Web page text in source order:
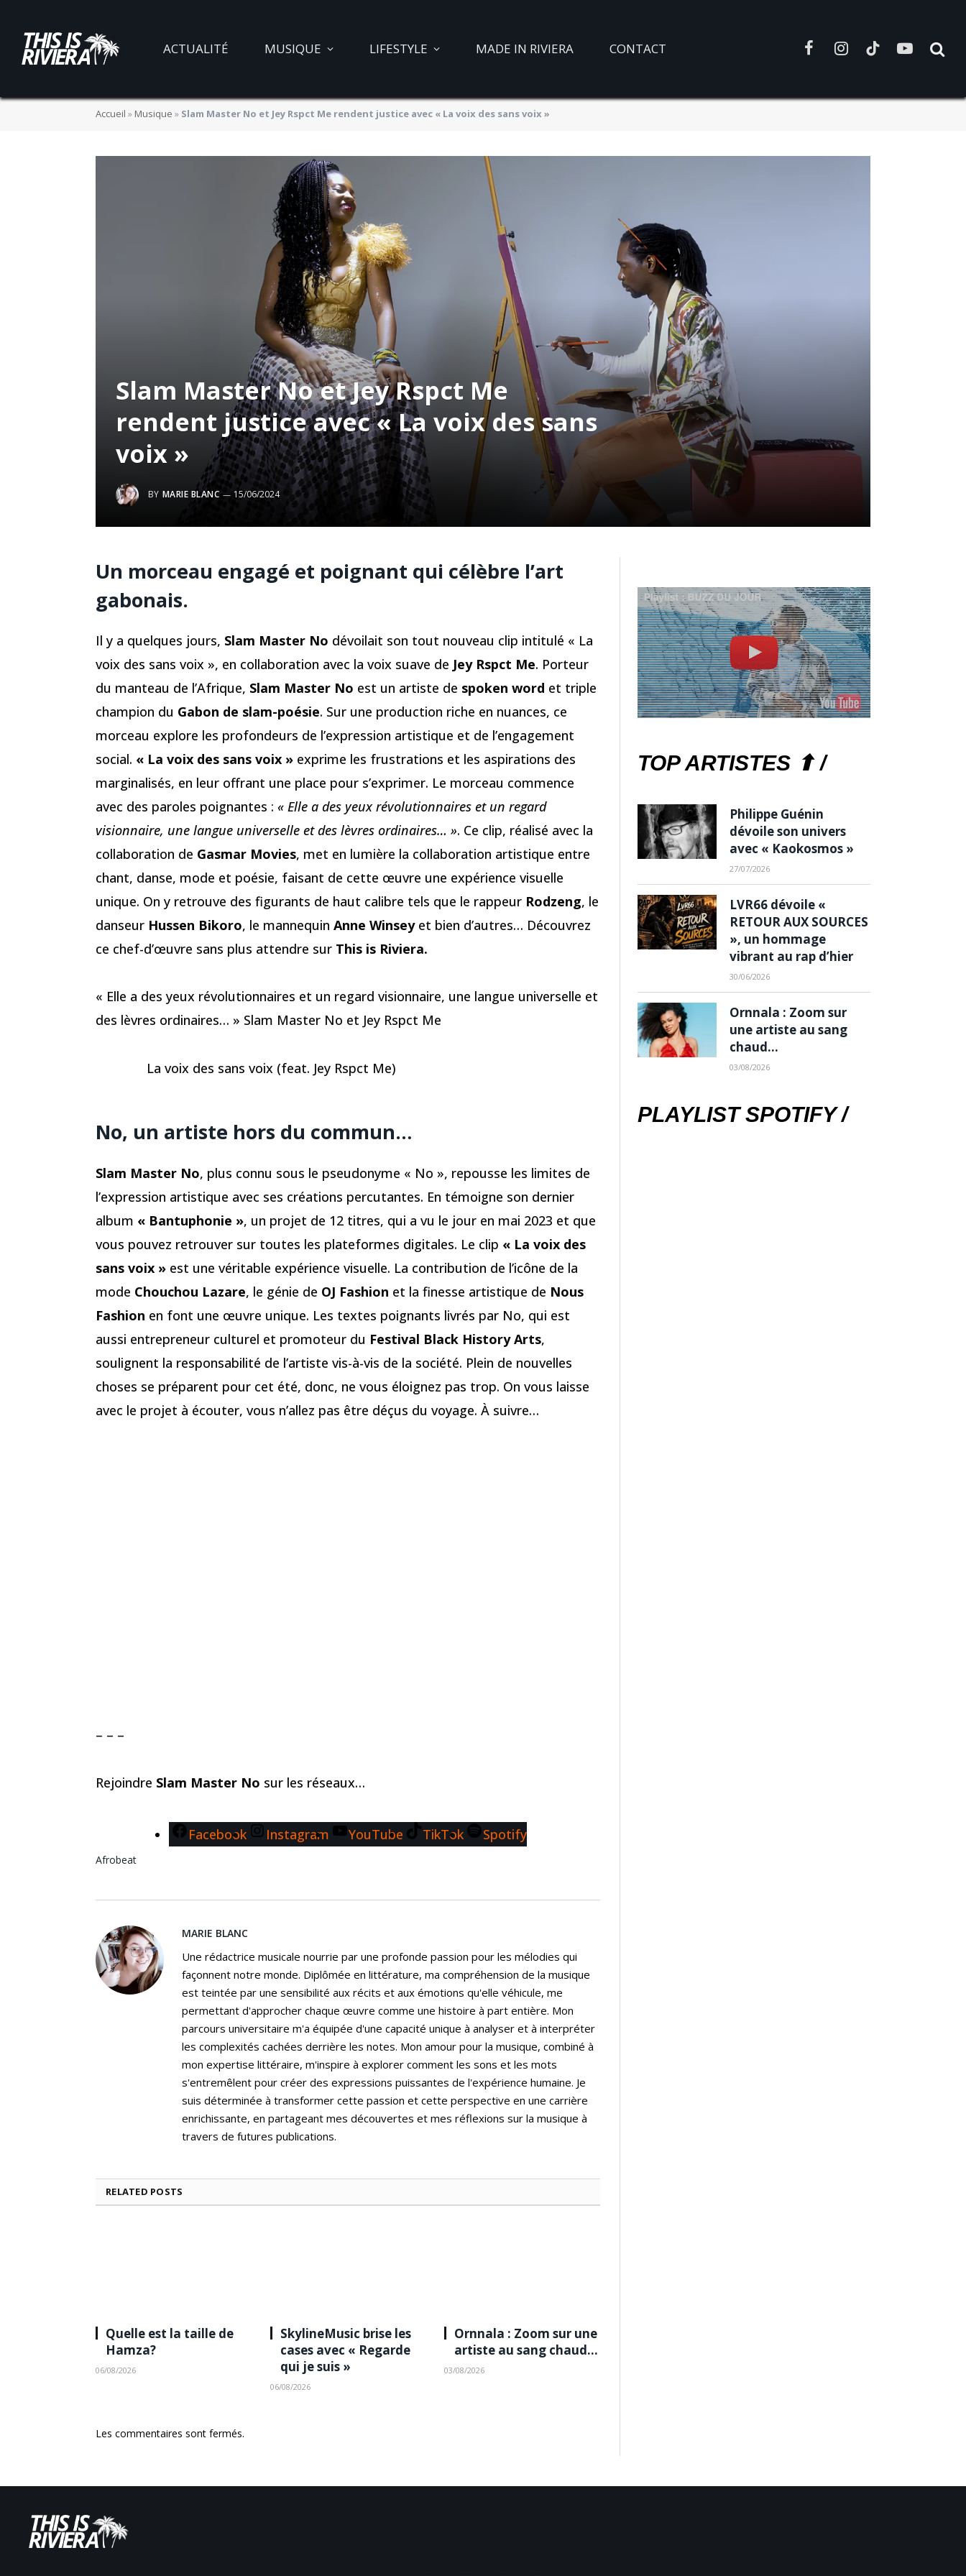
ACTUALITÉ MUSIQUE LIFESTYLE MADE IN RIVIERA CONTACT FacebookInstagramTikTokYouTube
Accueil » Musique » Slam Master No et Jey Rspct Me rendent justice avec « La voix des sans voix »
Slam Master No et Jey Rspct Me
rendent justice avec « La voix des sans
voix »
BY MARIE BLANC 15/06/2024
Un morceau engagé et poignant qui célèbre l’art
gabonais.
Il y a quelques jours, Slam Master No dévoilait son tout nouveau clip intitulé « La
voix des sans voix », en collaboration avec la voix suave de Jey Rspct Me. Porteur
du manteau de l’Afrique, Slam Master No est un artiste de spoken word et triple
champion du Gabon de slam-poésie. Sur une production riche en nuances, ce
morceau explore les profondeurs de l’expression artistique et de l’engagement
social. « La voix des sans voix » exprime les frustrations et les aspirations des
marginalisés, en leur offrant une place pour s’exprimer. Le morceau commence
avec des paroles poignantes : « Elle a des yeux révolutionnaires et un regard
visionnaire, une langue universelle et des lèvres ordinaires… ». Ce clip, réalisé avec la
collaboration de Gasmar Movies, met en lumière la collaboration artistique entre
chant, danse, mode et poésie, faisant de cette œuvre une expérience visuelle
unique. On y retrouve des figurants de haut calibre tels que le rappeur Rodzeng, le
danseur Hussen Bikoro, le mannequin Anne Winseyet bien d’autres… Découvrez
ce chef-d’œuvre sans plus attendre sur This is Riviera.
« Elle a des yeux révolutionnaires et un regard visionnaire, une langue universelle et
des lèvres ordinaires… » Slam Master No et Jey Rspct Me
La voix des sans voix (feat. Jey Rspct Me)
No, un artiste hors du commun…
Slam Master No, plus connu sous le pseudonyme « No », repousse les limites de
l’expression artistique avec ses créations percutantes. En témoigne son dernier
album « Bantuphonie », un projet de 12 titres, qui a vu le jour en mai 2023 et que
vous pouvez retrouver sur toutes les plateformes digitales. Le clip « La voix des
sans voix » est une véritable expérience visuelle. La contribution de l’icône de la
mode Chouchou Lazare, le génie de OJ Fashion et la finesse artistique de Nous
Fashion en font une œuvre unique. Les textes poignants livrés par No, qui est
aussi entrepreneur culturel et promoteur du Festival Black History Arts,
soulignent la responsabilité de l’artiste vis-à-vis de la société. Plein de nouvelles
choses se préparent pour cet été, donc, ne vous éloignez pas trop. On vous laisse
avec le projet à écouter, vous n’allez pas être déçus du voyage. À suivre…
– – –
Rejoindre Slam Master No sur les réseaux…
Facebook Instagram YouTube TikTok Spotify
Afrobeat
MARIE BLANC
Une rédactrice musicale nourrie par une profonde passion pour les mélodies qui
façonnent notre monde. Diplômée en littérature, ma compréhension de la musique
est teintée par une sensibilité aux récits et aux émotions qu'elle véhicule, me
permettant d'approcher chaque œuvre comme une histoire à part entière. Mon
parcours universitaire m'a équipée d'une capacité unique à analyser et à interpréter
les complexités cachées derrière les notes. Mon amour pour la musique, combiné à
mon expertise littéraire, m'inspire à explorer comment les sons et les mots
s'entremêlent pour créer des expressions puissantes de l'expérience humaine. Je
suis déterminée à transformer cette passion et cette perspective en une carrière
enrichissante, en partageant mes découvertes et mes réflexions sur la musique à
travers de futures publications.
RELATED POSTS
Quelle est la taille de
Hamza?
06/08/2026
SkylineMusic brise les
cases avec « Regarde
qui je suis »
06/08/2026
Ornnala : Zoom sur une
artiste au sang chaud…
03/08/2026
Les commentaires sont fermés.
TOP ARTISTES ⬆ /
Philippe Guénin
dévoile son univers
avec « Kaokosmos »
27/07/2026
LVR66 dévoile «
RETOUR AUX SOURCES
», un hommage
vibrant au rap d’hier
30/06/2026
Ornnala : Zoom sur
une artiste au sang
chaud…
03/08/2026
PLAYLIST SPOTIFY /